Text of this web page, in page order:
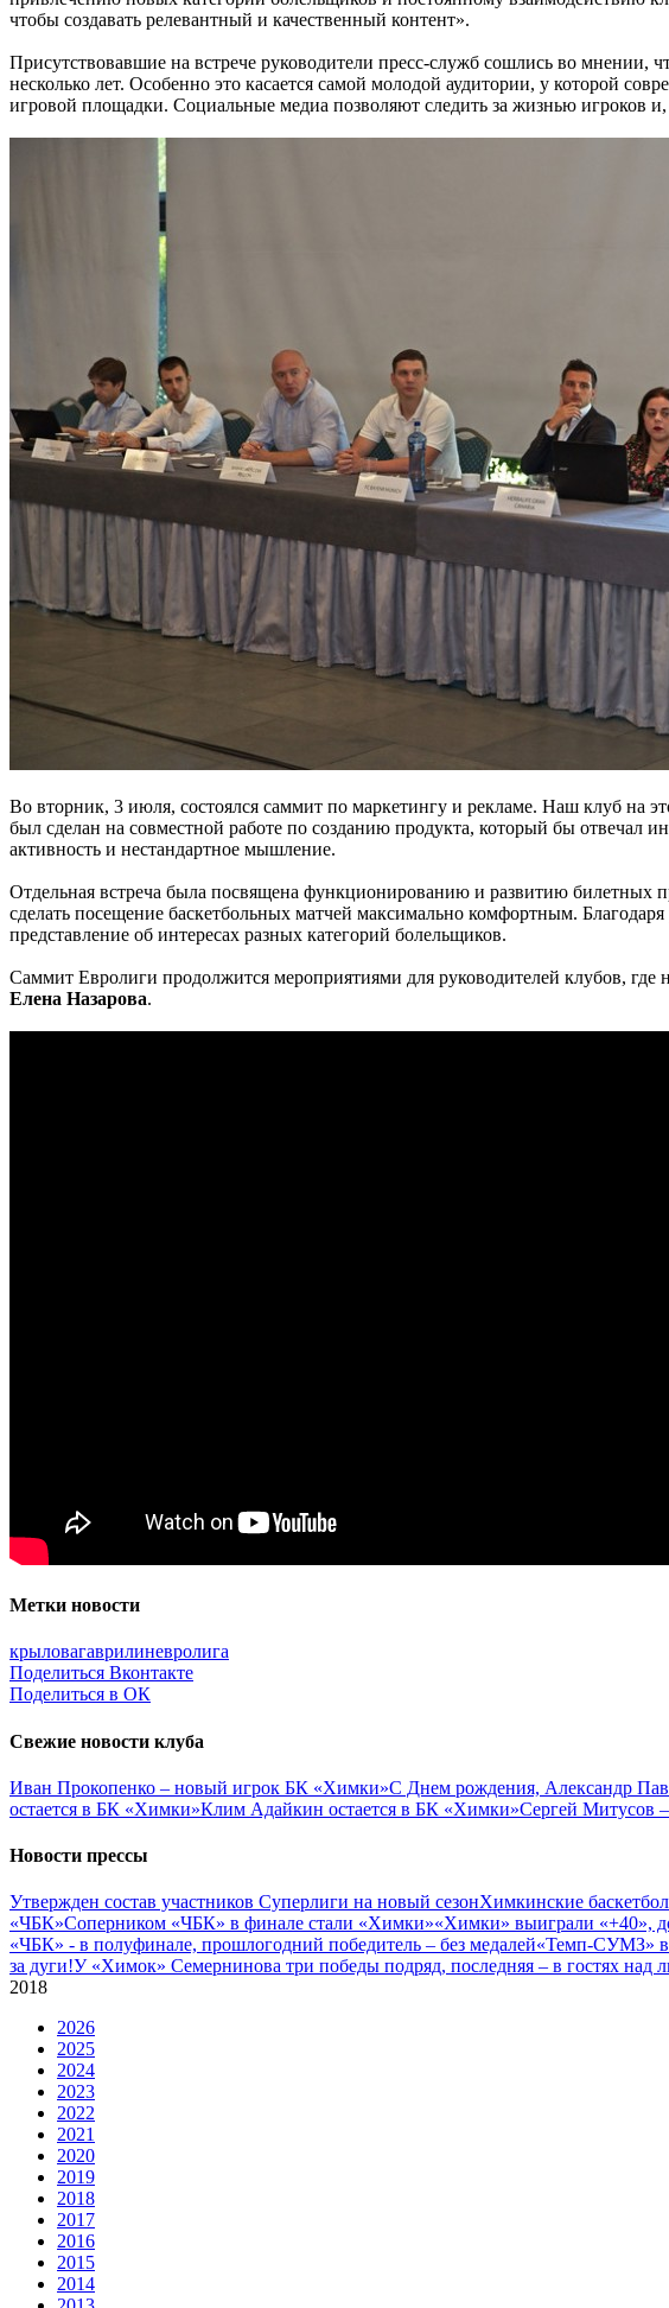
чтобы создавать релевантный и качественный контент».
Присутствовавшие на встрече руководители пресс-служб сошлись во
несколько лет. Особенно это касается самой молодой аудитории, у которой
игровой площадки. Социальные медиа позволяют следить за жизнью игроков
Во вторник, 3 июля, состоялся саммит по маркетингу и рекламе. Наш клуб на
был сделан на совместной работе по созданию продукта, который бы отвечал
активность и нестандартное мышление.
Отдельная встреча была посвящена функционированию и развитию билетных
сделать посещение баскетбольных матчей максимально комфортным.
представление об интересах разных категорий болельщиков.
Саммит Евролиги продолжится мероприятиями для руководителей клубов, где
Елена Назарова.
Метки новости
крыловагаврилиневролига
Поделиться Вконтакте
Поделиться в ОК
Свежие новости клуба
Иван Прокопенко – новый игрок БК «Химки»С Днем рождения, Александр
остается в БК «Химки»Клим Адайкин остается в БК «Химки»Сергей Митусов
Новости прессы
Утвержден состав участников Cуперлиги на новый сезонХимкинские
«ЧБК»Соперником «ЧБК» в финале стали «Химки»«Химки» выиграли «+40»,
«ЧБК» - в полуфинале, прошлогодний победитель – без медалей«Темп-СУМЗ» в
за дуги!У «Химок» Семернинова три победы подряд, последняя – в гостях над
2018
2026
2025
2024
2023
2022
2021
2020
2019
2018
2017
2016
2015
2014